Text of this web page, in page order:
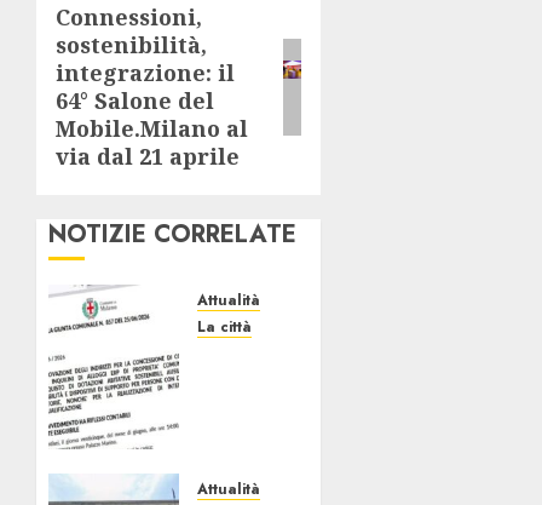
Articolo
successivo:
Connessioni,
sostenibilità,
integrazione: il
64° Salone del
Mobile.Milano al
via dal 21 aprile
NOTIZIE CORRELATE
Attualità
La città
di
Attualità